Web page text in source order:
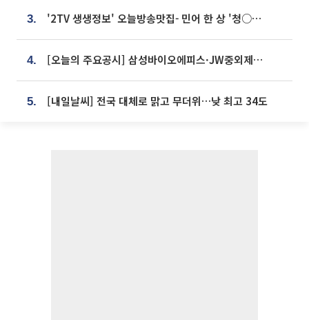
3. '2TV 생생정보' 오늘방송맛집- 민어 한 상 '청○○○' vs 전복 한 상 '명○'
4. [오늘의 주요공시] 삼성바이오에피스·JW중외제약·한미반도체·SK바이오사이언스 등
5. [내일날씨] 전국 대체로 맑고 무더위…낮 최고 34도